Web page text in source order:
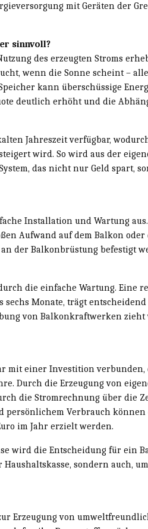
mit Geräten der
sinnvoll?
des erzeugten Stroms
wenn die Sonne scheint –
kann überschüssige
deutlich erhöht und die
Jahreszeit verfügbar,
wird. So wird aus der
das nicht nur Geld spart,
Installation und Wartung
Aufwand auf dem Balkon oder
der Balkonbrüstung befestigt
die einfache Wartung. Eine
Monate, trägt
von Balkonkraftwerken zieht
mit einer Investition verbunden,
Durch die Erzeugung von
die Stromrechnung über die
persönlichem Verbrauch
im Jahr erzielt werden.
wird die Entscheidung für ein
sondern auch,
Erzeugung von